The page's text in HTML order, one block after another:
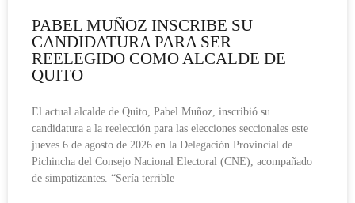
PABEL MUÑOZ INSCRIBE SU
CANDIDATURA PARA SER
REELEGIDO COMO ALCALDE DE
QUITO
El actual alcalde de Quito, Pabel Muñoz, inscribió su
candidatura a la reelección para las elecciones seccionales este
jueves 6 de agosto de 2026 en la Delegación Provincial de
Pichincha del Consejo Nacional Electoral (CNE), acompañado
de simpatizantes. “Sería terrible